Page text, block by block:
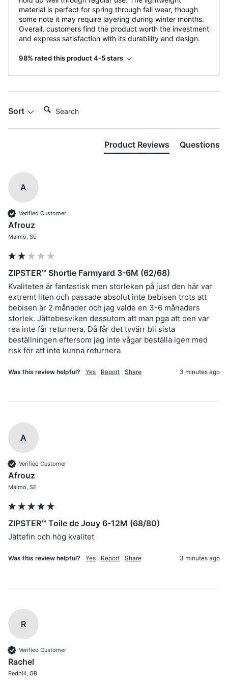
material is perfect for spring through fall wear, though
some note it may require layering during winter months.
Overall, customers find the product worth the investment
and express satisfaction with its durability and design.
98% rated this product 4-5 stars
Sort
Product Reviews Questions
A
Verified Customer
Afrouz
Malmö, SE
ZIPSTER™ Shortie Farmyard 3-6M (62/68)
Kvaliteten är fantastisk men storleken på just den här var
extremt liten och passade absolut inte bebisen trots att
bebisen är 2 månader och jag valde en 3-6 månaders
storlek. Jättebesviken dessutom att man pga att den var
rea inte får returnera. Då får det tyvärr bli sista
beställningen eftersom jag inte vågar beställa igen med
risk för att inte kunna returnera
Was this review helpful? Yes Report Share 3 minutes ago
A
Verified Customer
Afrouz
Malmö, SE
ZIPSTER™ Toile de Jouy 6-12M (68/80)
Jättefin och hög kvalitet
Was this review helpful? Yes Report Share 3 minutes ago
R
Verified Customer
Rachel
Redhill, GB